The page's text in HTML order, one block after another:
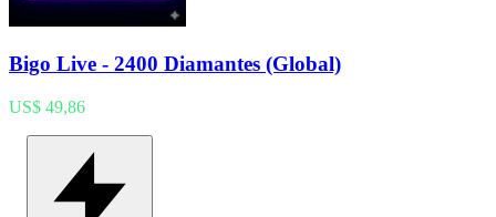
Bigo Live - 2400 Diamantes (Global)
US$ 49,86